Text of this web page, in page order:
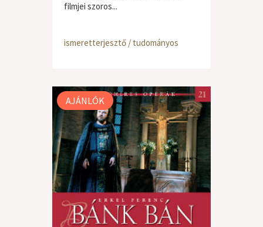
filmjei szoros...
ismeretterjesztő / tudományos
AJÁNLÓK